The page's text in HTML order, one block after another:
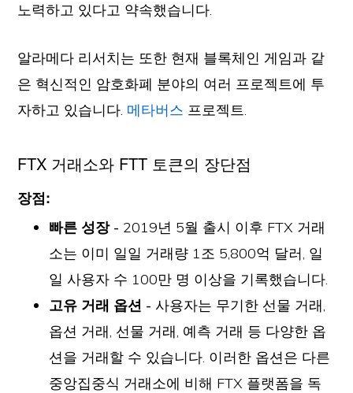
노력하고 있다고 약속했습니다.
알라메다 리서치는 또한 현재 블록체인 게임과 같
은 혁신적인 암호화폐 분야의 여러 프로젝트에 투
자하고 있습니다. 메타버스 프로젝트.
FTX 거래소와 FTT 토큰의 장단점
장점:
빠른 성장 - 2019년 5월 출시 이후 FTX 거래
소는 이미 일일 거래량 1조 5,800억 달러, 일
일 사용자 수 100만 명 이상을 기록했습니다.
고유 거래 옵션 -사용자는 무기한 선물 거래,
옵션 거래, 선물 거래, 예측 거래 등 다양한 옵
션을 거래할 수 있습니다. 이러한 옵션은 다른
중앙집중식 거래소에 비해 FTX 플랫폼을 독